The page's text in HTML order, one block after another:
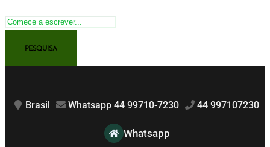
Brasil Whatsapp 44 99710-7230 44 997107230
Whatsapp